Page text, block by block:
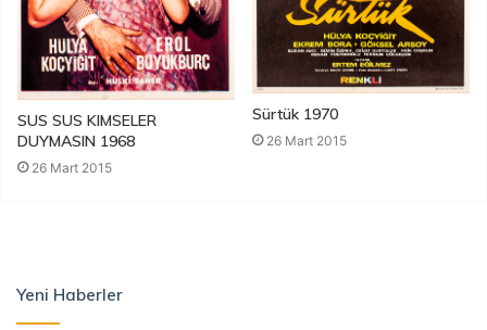
SUS SUS KIMSELER
DUYMASIN 1968
26 Mart 2015
Sürtük 1970
26 Mart 2015
Yeni Haberler